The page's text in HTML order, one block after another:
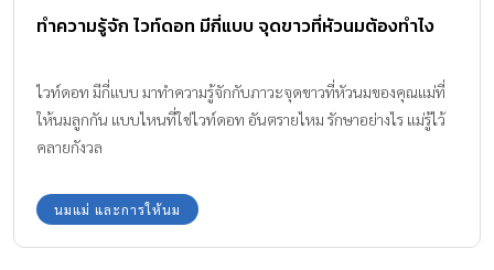
ทำความรู้จัก ไวท์ดอท มีกี่แบบ จุดขาวที่หัวนมต้องทำไง
ไวท์ดอท มีกี่แบบ มาทำความรู้จักกับภาวะจุดขาวที่หัวนมของคุณแม่ที่
ให้นมลูกกัน แบบไหนที่ใช่ไวท์ดอท อันตรายไหม รักษาอย่างไร แม่รู้ไว้
คลายกังวล
นมแม่ และการให้นม